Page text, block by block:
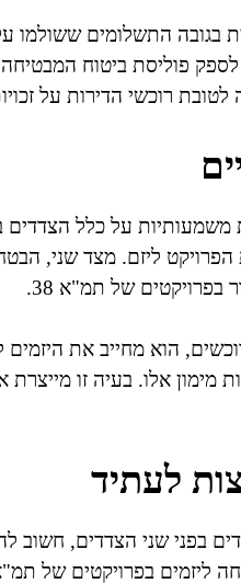
בגובה התשלומים ששולמו
פוליסת ביטוח
רוכשי הדירות על
משמעותיות על כלל
ליזם. מצד שני,
של תמ"א 38.
הוא מחייב את
מימון אלו. בעיה זו
לעתיד
בפני שני הצדדים, חשוב